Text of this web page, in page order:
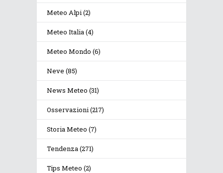
Meteo Alpi(2)
Meteo Italia(4)
Meteo Mondo (6)
Neve (85)
News Meteo (31)
Osservazioni(217)
Storia Meteo (7)
Tendenza(271)
Tips Meteo (2)